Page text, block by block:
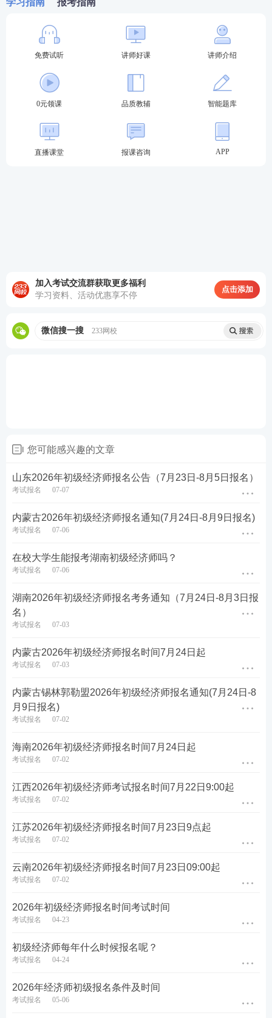
二、 甘肃经济师报考科目
经济师考试
需要考2科，分别是 基础知识
科目和《专业知识 》专业科目。
其中《专业知识与实务》有10个专业可选，包括工商
管理、农业经济、财政税收、金融、保险、运输经
济、人力资源管理、旅游经济、建筑与房地产经济、
知识产权，考生可根据工作需要任选其一报考即可。
2026年初级经济师考试在线题库练习
2026年初级经济师考试新手报考指南
学习指南 报考指南
免费试听 讲师好课 讲师介绍
0元领课 品质教辅 智能题库
直播课堂 报课咨询 APP
加入考试交流群获取更多福利
学习资料、活动优惠享不停
点击添加
微信搜一搜 233网校
您可能感兴趣的文章
山东2026年初级经济师报名公告（7月23日-8月5日报名）
考试报名 07-07
内蒙古2026年初级经济师报名通知(7月24日-8月9日报名)
考试报名 07-06
在校大学生能报考湖南初级经济师吗？
考试报名 07-06
湖南2026年初级经济师报名考务通知（7月24日-8月3日报
名）
考试报名 07-03
内蒙古2026年初级经济师报名时间7月24日起
考试报名 07-03
内蒙古锡林郭勒盟2026年初级经济师报名通知(7月24日-8
月9日报名)
考试报名 07-02
海南2026年初级经济师报名时间7月24日起
考试报名 07-02
江西2026年初级经济师考试报名时间7月22日9:00起
考试报名 07-02
江苏2026年初级经济师报名时间7月23日9点起
考试报名 07-02
云南2026年初级经济师报名时间7月23日09:00起
考试报名 07-02
2026年初级经济师报名时间考试时间
考试报名 04-23
初级经济师每年什么时候报名呢？
考试报名 04-24
2026年经济师初级报名条件及时间
考试报名 05-06